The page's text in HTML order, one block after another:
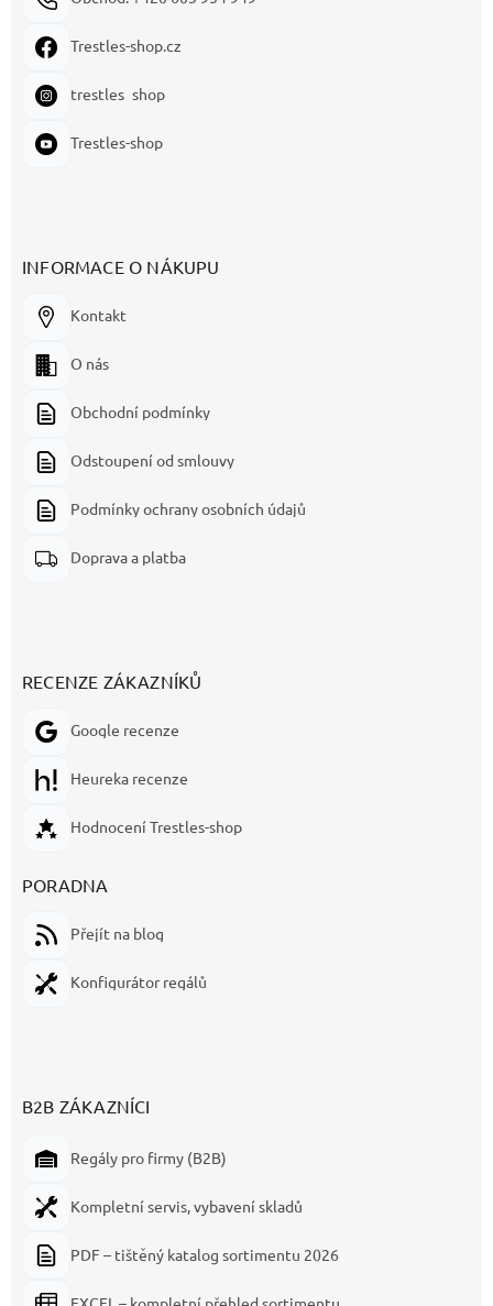
Trestles-shop.cz
trestles_shop
Trestles-shop
INFORMACE O NÁKUPU
Kontakt
O nás
Obchodní podmínky
Odstoupení od smlouvy
Podmínky ochrany osobních údajů
Doprava a platba
RECENZE ZÁKAZNÍKŮ
Google recenze
Heureka recenze
Hodnocení Trestles-shop
PORADNA
Přejít na blog
Konfigurátor regálů
B2B ZÁKAZNÍCI
Regály pro firmy (B2B)
Kompletní servis, vybavení skladů
PDF – tištěný katalog sortimentu 2026